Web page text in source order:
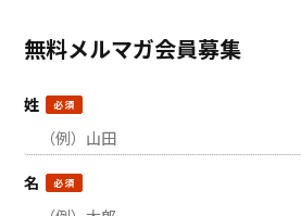
無料メルマガ会員募集
姓
名